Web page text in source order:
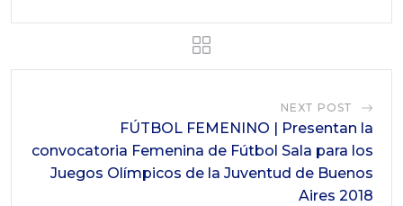
NEXT POST
FÚTBOL FEMENINO | Presentan la
convocatoria Femenina de Fútbol Sala para los
Juegos Olímpicos de la Juventud de Buenos
Aires 2018